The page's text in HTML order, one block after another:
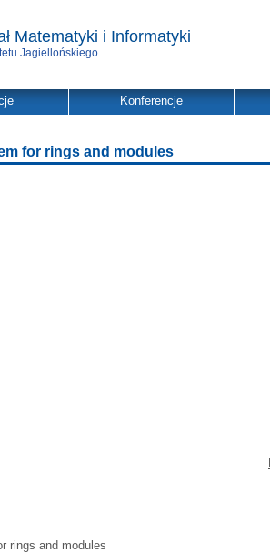
Matematyki i Informatyki
Jagiellońskiego
Konferencje
for rings and modules
rings and modules